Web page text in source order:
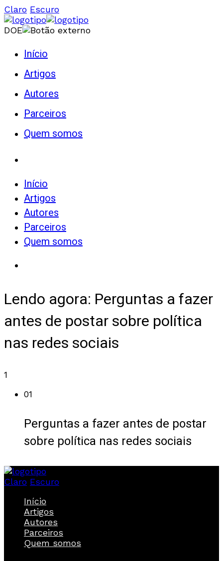
Claro Escuro
DOE
Início
Artigos
Autores
Parceiros
Quem somos
Início
Artigos
Autores
Parceiros
Quem somos
Lendo agora: Perguntas a fazer
antes de postar sobre política
nas redes sociais
1
01
Perguntas a fazer antes de postar
sobre política nas redes sociais
Claro Escuro
Início
Artigos
Autores
Parceiros
Quem somos